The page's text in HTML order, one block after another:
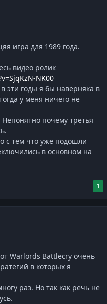
игра для 1989 года.
видео ролик
NK00
эти годы я бы наверняка в
у меня ничего не
почему третья
с тем что уже подошли
в основном на
1
Warlords Battlecry очень
в которых я
раз. Но так как речь не